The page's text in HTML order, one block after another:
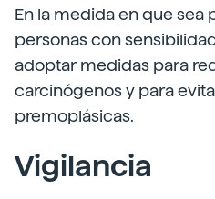
En la medida en que sea
personas con
adoptar medidas para
carcinógenos y para
premoplásicas.
Vigilancia